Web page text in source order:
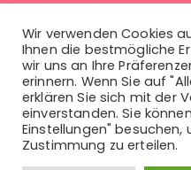
Rechtliches
Impressum
Datenschutzerklärung
Wir verwenden Cookies
Ihnen die bestmögliche
wir uns an Ihre
erinnern. Wenn Sie auf
erklären Sie sich mit der
einverstanden. Sie
Einstellungen" besuchen,
Zustimmung zu erteilen.